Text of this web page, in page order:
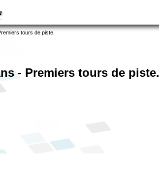
tours de piste.
- Premiers tours de piste.